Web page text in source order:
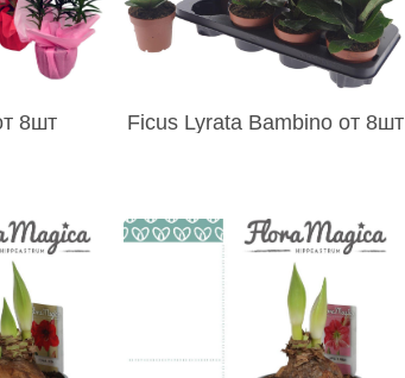
8шт Ficus Lyrata Bambino от 8шт